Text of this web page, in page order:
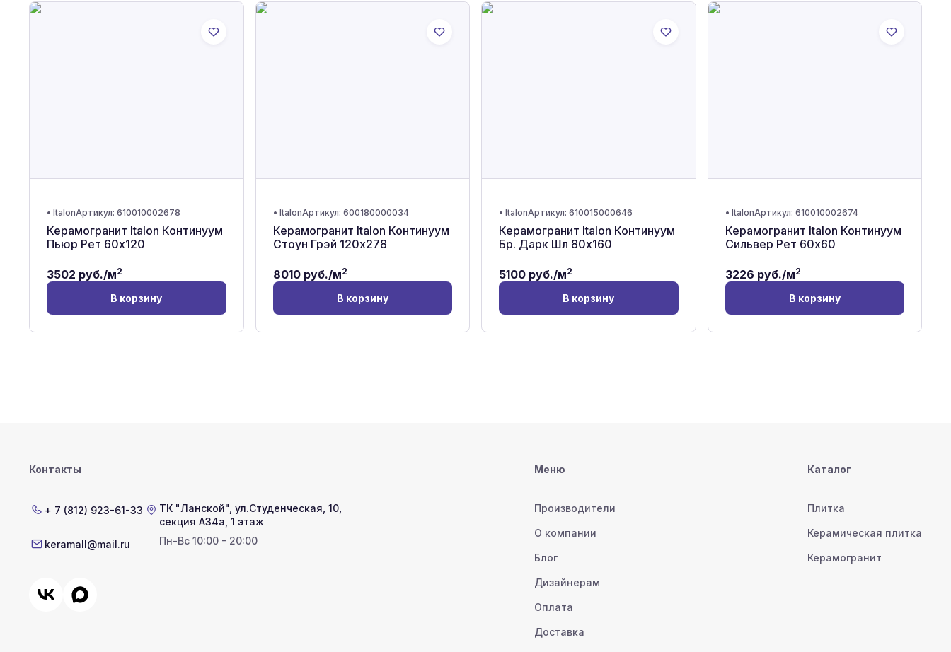
• ItalonАртикул: 610010002678
Керамогранит Italon Континуум
Пьюр Рет 60x120
3502 руб./м2
В корзину
• ItalonАртикул: 600180000034
Керамогранит Italon Континуум
Стоун Грэй 120x278
8010руб./м2
В корзину
• ItalonАртикул: 610015000646
Керамогранит Italon Континуум
Бр. Дарк Шл 80x160
5100 руб./м2
В корзину
• ItalonАртикул: 610010002674
Керамогранит Italon Континуум
Сильвер Рет 60x60
3226 руб./м2
В корзину
Контакты
+ 7 (812) 923-61-33
keramall@mail.ru
ТК "Ланской" ул.Студенческая, 10,
секция А34а, 1 этаж
Пн-Вс 10:00 - 20:00
Меню
Производители
О компании
Блог
Дизайнерам
Оплата
Доставка
Каталог
Плитка
Керамическая плитка
Керамогранит